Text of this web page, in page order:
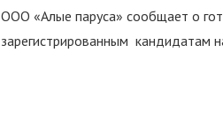
ООО «Алые паруса» сообщает о
зарегистрированным кандидатам